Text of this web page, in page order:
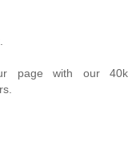
page with our 40k